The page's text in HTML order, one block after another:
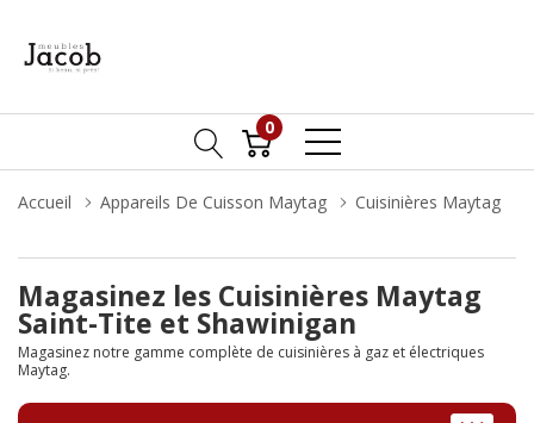
0
Accueil Appareils De Cuisson Maytag Cuisinières Maytag
Magasinez les Cuisinières Maytag
Saint-Tite et Shawinigan
Magasinez notre gamme complète de cuisinières à gaz et électriques
Maytag.